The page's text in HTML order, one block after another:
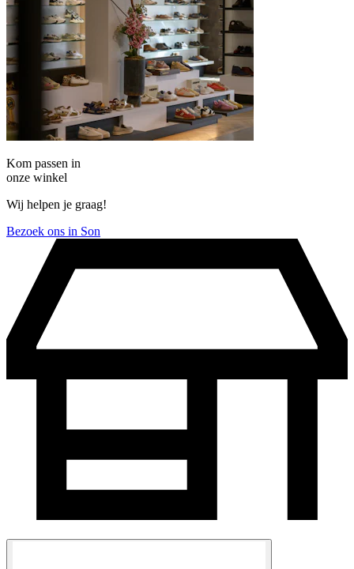
Kom passen in
onze winkel
Wij helpen je graag!
Bezoek ons in Son